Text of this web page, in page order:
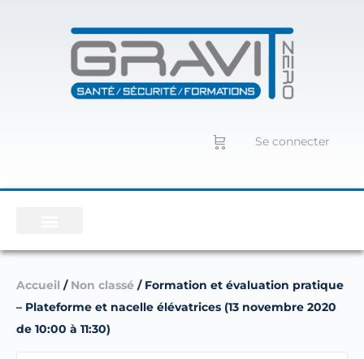
Se connecter
Accueil / Non classé / Formation et évaluation pratique
– Plateforme et nacelle élévatrices (13 novembre 2020
de 10:00 à 11:30)